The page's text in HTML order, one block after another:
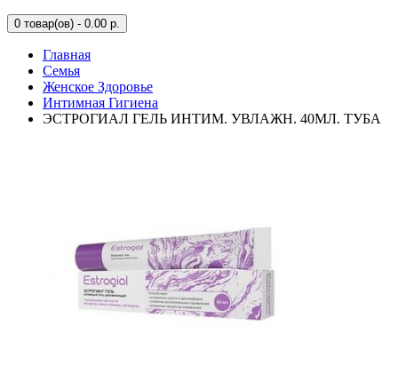
0 товар(ов) - 0.00 р.
Главная
Семья
Женское Здоровье
Интимная Гигиена
ЭСТРОГИАЛ ГЕЛЬ ИНТИМ. УВЛАЖН. 40МЛ. ТУБА